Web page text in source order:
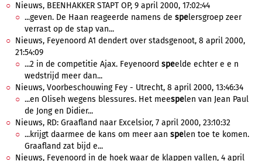
Nieuws, BEENHAKKER STAPT OP, 9 april 2000, 17:02:44
...geven. De Haan reageerde namens de spelersgroep zeer
verrast op de stap van...
Nieuws, Feyenoord A1 dendert over stadsgenoot, 8 april 2000,
21:54:09
...2 in de competitie Ajax. Feyenoord speelde echter e e n
wedstrijd meer dan...
Nieuws, Voorbeschouwing Fey - Utrecht, 8 april 2000, 13:46:34
...en Oliseh wegens blessures. Het meespelen van Jean Paul
de Jong en Didier...
Nieuws, RD: Graafland naar Excelsior, 7 april 2000, 23:10:32
...krijgt daarmee de kans om meer aan spelen toe te komen.
Graafland zat bijd e...
Nieuws, Feyenoord in de hoek waar de klappen vallen, 4 april